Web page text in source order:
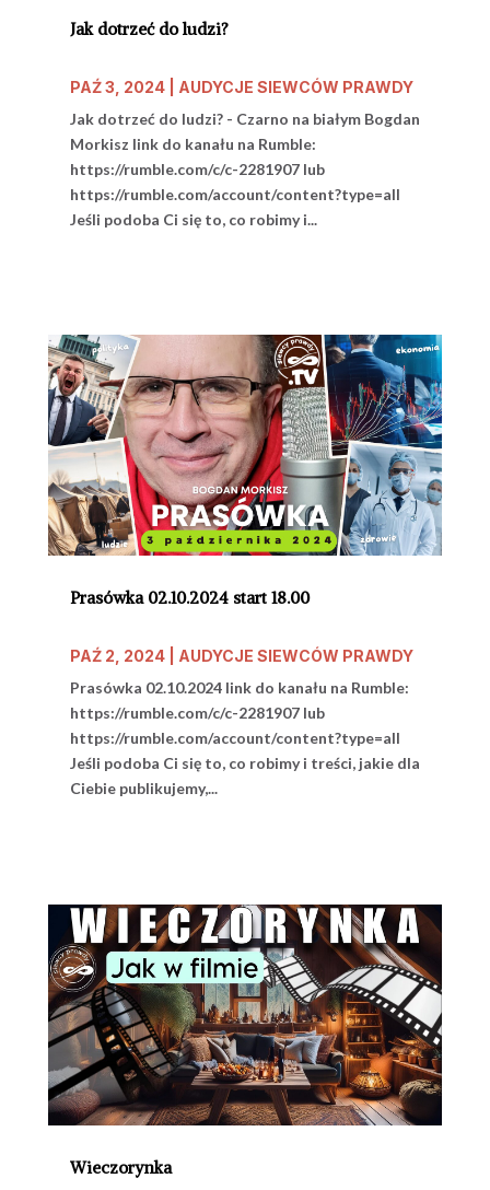
Jak dotrzeć do ludzi?
PAŹ 3, 2024| AUDYCJE SIEWCÓW PRAWDY
Jak dotrzeć do ludzi? - Czarno na białym Bogdan
Morkisz link do kanału na Rumble:
https://rumble.com/c/c-2281907 lub
https://rumble.com/account/content?type=all
Jeśli podoba Ci się to, co robimy i...
Prasówka 02.10.2024 start 18.00
PAŹ 2, 2024| AUDYCJE SIEWCÓW PRAWDY
Prasówka 02.10.2024 link do kanału na Rumble:
https://rumble.com/c/c-2281907 lub
https://rumble.com/account/content?type=all
Jeśli podoba Ci się to, co robimy i treści, jakie dla
Ciebie publikujemy,...
Wieczorynka